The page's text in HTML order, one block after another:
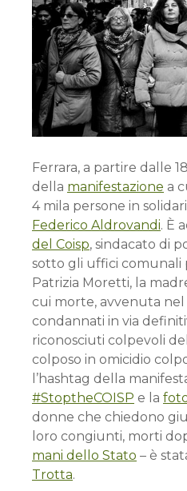
Ferrara, a partire dalle
della manifestazione a
4 mila persone in
Federico Aldrovandi. È
del Coisp, sindacato di
sotto gli uffici comunali
Patrizia Moretti, la
cui morte, avvenuta nel
condannati in via
riconosciuti colpevoli
colposo in omicidio
l’hashtag della
#StoptheCOISP e la
donne che chiedono
loro congiunti, morti
mani dello Stato – è
Trotta.